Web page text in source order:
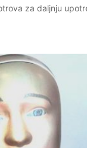
za daljnju